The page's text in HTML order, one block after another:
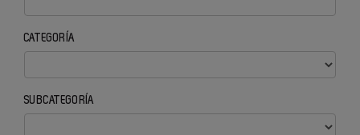
CATEGORÍA
SUBCATEGORÍA